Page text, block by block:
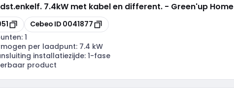
7.4kW met kabel en different. - Green'up Home
Kopiëren
Cebeo ID 0041877
1
per laadpunt: 7.4 kW
installatiezijde:1-fase
product